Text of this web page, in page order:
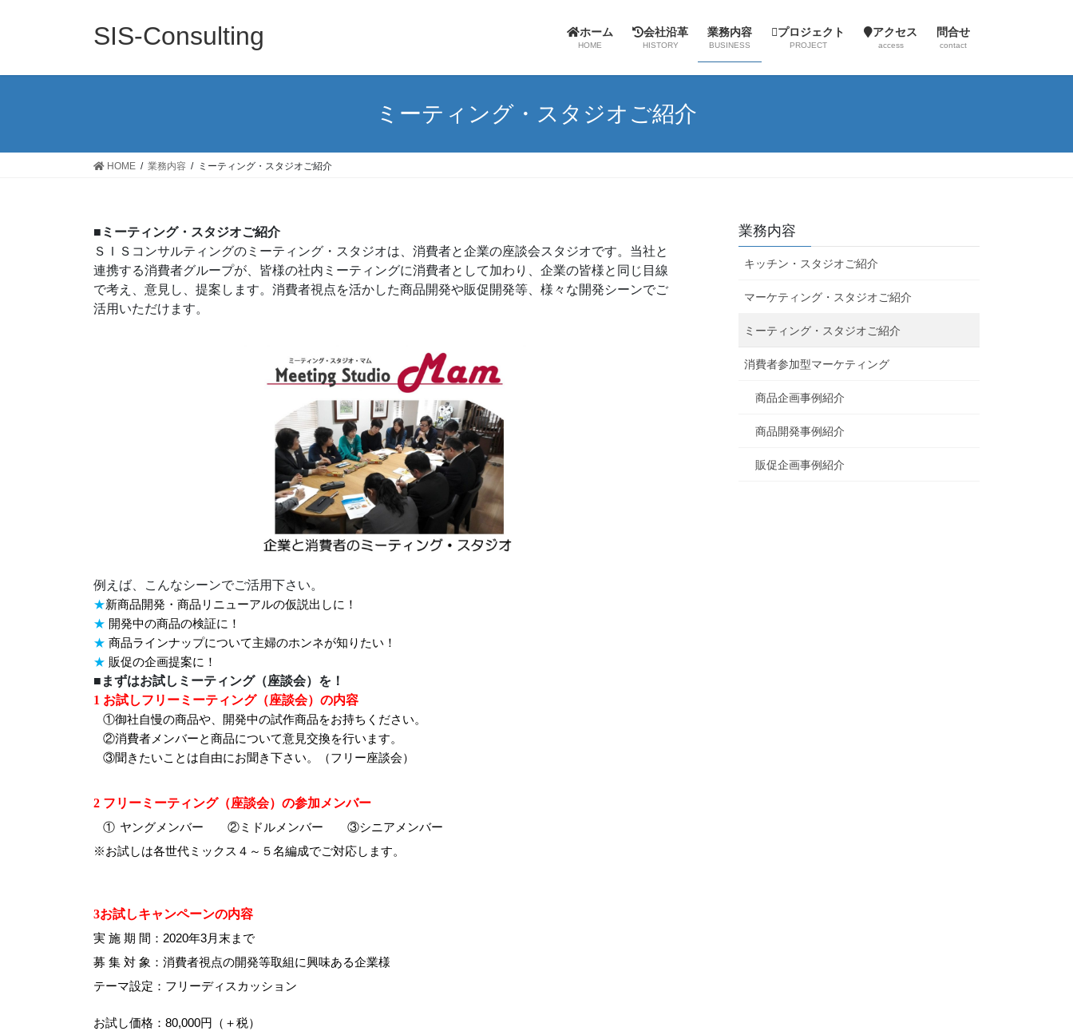
SIS-Consulting ホーム
HOME
会社沿革
HISTORY
業務内容
BUSINESS
プロジェクト
PROJECT
アクセス
access
問合せ
contact
ミーティング・スタジオご紹介
HOME 業務内容 ミーティング・スタジオご紹介
■ミーティング・スタジオご紹介
ＳＩＳコンサルティングのミーティング・スタジオは、消費者と企業の座談会スタジオです。当社と
連携する消費者グループが、皆様の社内ミーティングに消費者として加わり、企業の皆様と同じ目線
で考え、意見し、提案します。消費者視点を活かした商品開発や販促開発等、様々な開発シーンでご
活用いただけます。
例えば、こんなシーンでご活用下さい。
★新商品開発・商品リニューアルの仮説出しに！
★ 開発中の商品の検証に！
★ 商品ラインナップについて主婦のホンネが知りたい！
★ 販促の企画提案に！
■まずはお試しミーティング（座談会）を！
1 お試しフリーミーティング（座談会）の内容
①御社自慢の商品や、開発中の試作商品をお持ちください。
②消費者メンバーと商品について意見交換を行います。
③聞きたいことは自由にお聞き下さい。（フリー座談会）
2 フリーミーティング（座談会） の参加メンバー
① ヤングメンバー ②ミドルメンバー ③シニアメンバー
※お試しは各世代ミックス４～５名編成でご対応します。
3お試しキャンペーンの内容
実 施 期 間：2020年3月末まで
募 集 対 象：消費者視点の開発等取組に興味ある企業様
テーマ設定：フリーディスカッション
お試し価格：80,000円（＋税）
業務内容
キッチン・スタジオご紹介
マーケティング・スタジオご紹介
ミーティング・スタジオご紹介
消費者参加型マーケティング
商品企画事例紹介
商品開発事例紹介
販促企画事例紹介